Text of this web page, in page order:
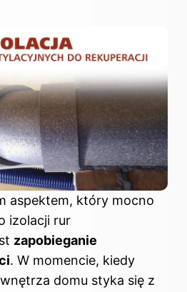
aspektem, który mocno
izolacji rur
zapobieganie
. W momencie, kiedy
domu styka się z